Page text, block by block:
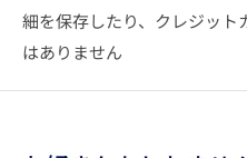
細を保存したり、クレジット
はありません